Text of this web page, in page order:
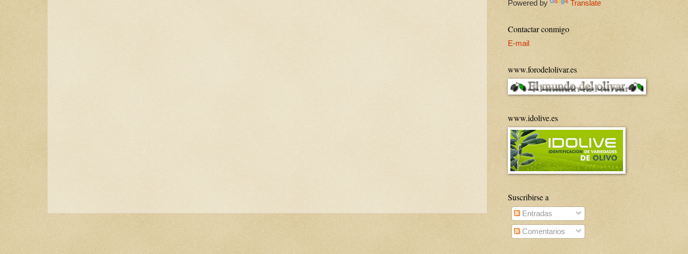
Powered by Translate
Contactar conmigo
E-mail
www.forodelolivar.es
www.idolive.es
Suscribirse a
Entradas
Comentarios